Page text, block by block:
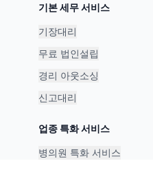
기본 세무 서비스
기장대리
무료 법인설립
경리 아웃소싱
신고대리
업종 특화 서비스
병의원 특화 서비스